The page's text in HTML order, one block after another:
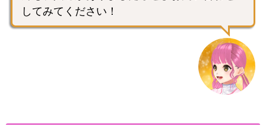
してみてください！